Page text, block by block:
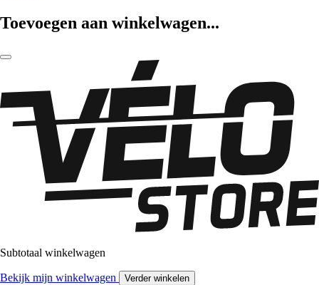
Toevoegen aan winkelwagen...
Subtotaal winkelwagen
Bekijk mijn winkelwagen Verder winkelen